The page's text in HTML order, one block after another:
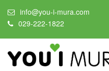
info@you-i-mura.com
029-222-1822